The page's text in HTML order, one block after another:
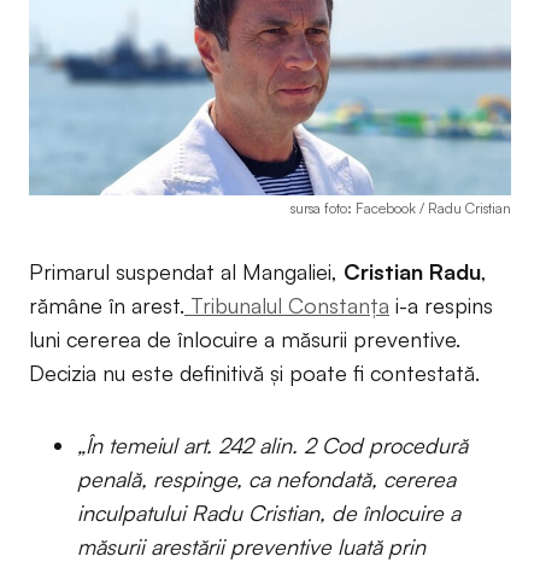
sursa foto: Facebook / Radu Cristian
Primarul suspendat al Mangaliei, Cristian Radu,
rămâne în arest. Tribunalul Constanța i-a respins
luni cererea de înlocuire a măsurii preventive.
Decizia nu este definitivă și poate fi contestată.
„În temeiul art. 242 alin. 2 Cod procedură
penală, respinge, ca nefondată, cererea
inculpatului Radu Cristian, de înlocuire a
măsurii arestării preventive luată prin